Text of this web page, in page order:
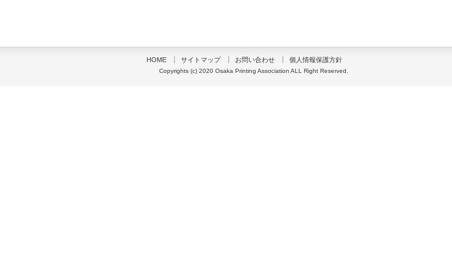
HOME サイトマップ お問い合わせ 個人情報保護方針
Copyrights (c) 2020 Osaka Printing Association ALL Right Reserved.